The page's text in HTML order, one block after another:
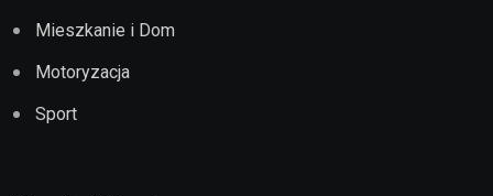
Mieszkanie i Dom
Motoryzacja
Sport